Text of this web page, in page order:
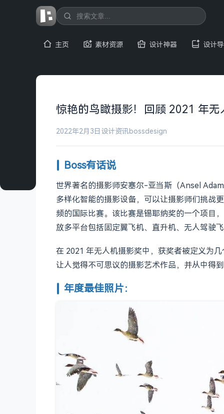
主页 素材资源 设计神器 设计
惊艳的鸟瞰摄影！回顾 2021 年
2022年2月3日 设计资讯bossdesign
Boss有话说
世界著名的摄影师安塞尔-亚当斯（Ansel
多样化智能的摄影设备，可以让摄影师们挑战
频的国际比赛。该比赛是锡耶纳奖的一个项目
放多平台包括固定翼飞机、直升机、无人驾驶
在 2021 年无人机摄影奖中，获奖者被定义为
让人觉得不可思议的摄影艺术作品，并从中得
年度最佳照片：